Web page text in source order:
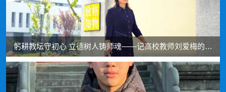
躬耕教坛守初心 立德树人铸师魂——记高校教师刘爱梅的二十载育人路